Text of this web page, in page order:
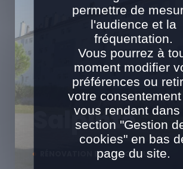
RÉNOVATION EN SITE OCCUPÉ
Salpinte
permettre de
l'audience et la
fréquentation.
Vous pourrez à
moment modifier
préférences ou
votre
vous rendant dans
section "Gestion
cookies" en bas
page du site.